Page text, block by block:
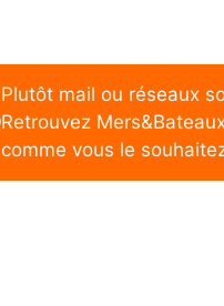
Plutôt mail ou réseaux
Retrouvez
comme vous le